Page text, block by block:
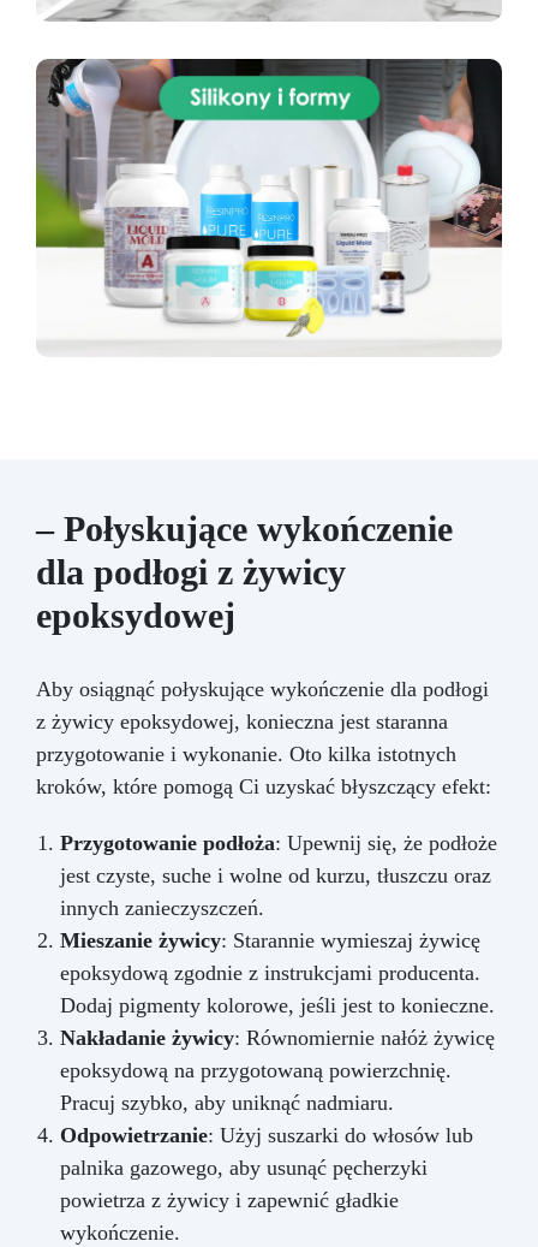
– Połyskujące wykończenie
dla podłogi z żywicy
epoksydowej
Aby osiągnąć połyskujące wykończenie dla podłogi
z żywicy epoksydowej, konieczna jest staranna
przygotowanie i wykonanie. Oto kilka istotnych
kroków, które pomogą Ci uzyskać błyszczący efekt:
Przygotowanie podłoża: Upewnij się, że podłoże
jest czyste, suche i wolne od kurzu, tłuszczu oraz
innych zanieczyszczeń.
Mieszanie żywicy: Starannie wymieszaj żywicę
epoksydową zgodnie z instrukcjami producenta.
Dodaj pigmenty kolorowe, jeśli jest to konieczne.
Nakładanie żywicy: Równomiernie nałóż żywicę
epoksydową na przygotowaną powierzchnię.
Pracuj szybko, aby uniknąć nadmiaru.
Odpowietrzanie: Użyj suszarki do włosów lub
palnika gazowego, aby usunąć pęcherzyki
powietrza z żywicy i zapewnić gładkie
wykończenie.